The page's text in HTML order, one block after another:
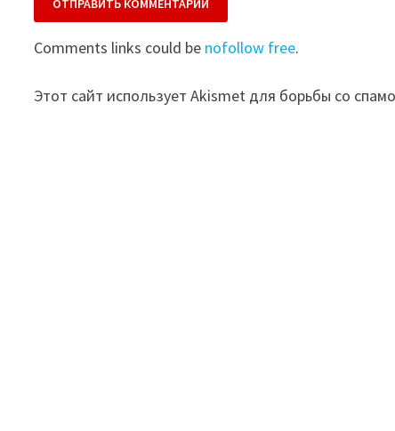
Comments links could be nofollow free.
Этот сайт использует Akismet для борьбы со